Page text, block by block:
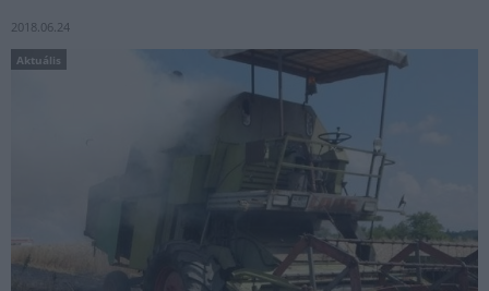
2018.06.24
Aktuális